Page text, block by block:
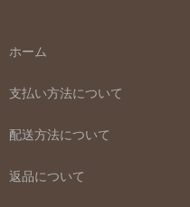
ホーム
支払い方法について
配送方法について
返品について